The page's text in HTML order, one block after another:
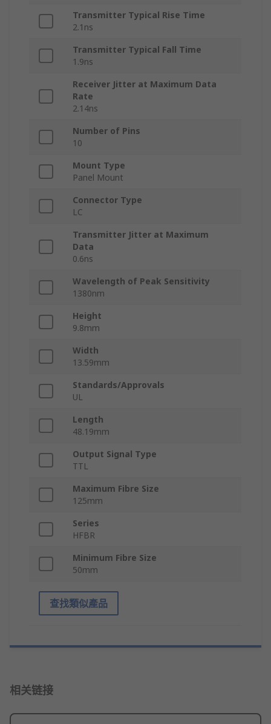
Transmitter Typical Rise Time
2.1ns
Transmitter Typical Fall Time
1.9ns
Receiver Jitter at Maximum Data
Rate
2.14ns
Number of Pins
10
Mount Type
Panel Mount
Connector Type
LC
Transmitter Jitter at Maximum
Data
0.6ns
Wavelength of Peak Sensitivity
1380nm
Height
9.8mm
Width
13.59mm
Standards/Approvals
UL
Length
48.19mm
Output Signal Type
TTL
Maximum Fibre Size
125mm
Series
HFBR
Minimum Fibre Size
50mm
查找類似產品
相关链接